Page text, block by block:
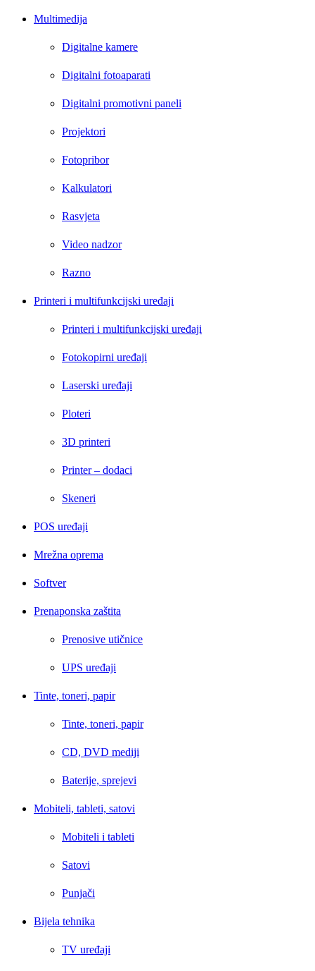
Multimedija
Digitalne kamere
Digitalni fotoaparati
Digitalni promotivni paneli
Projektori
Fotopribor
Kalkulatori
Rasvjeta
Video nadzor
Razno
Printeri i multifunkcijski uređaji
Printeri i multifunkcijski uređaji
Fotokopirni uređaji
Laserski uređaji
Ploteri
3D printeri
Printer – dodaci
Skeneri
POS uređaji
Mrežna oprema
Softver
Prenaponska zaštita
Prenosive utičnice
UPS uređaji
Tinte, toneri, papir
Tinte, toneri, papir
CD, DVD mediji
Baterije, sprejevi
Mobiteli, tableti, satovi
Mobiteli i tableti
Satovi
Punjači
Bijela tehnika
TV uređaji